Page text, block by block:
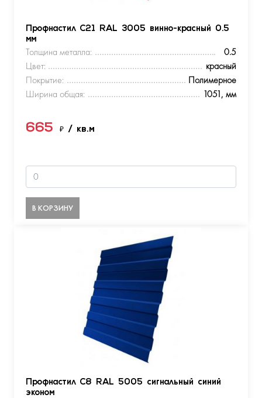
Профнастил С21 RAL 3005 винно-красный 0.5
мм
Толщина металла:
0.5
Цвет:
красный
Покрытие:
Полимерное
Ширина общая:
1051, мм
665 ₽ / кв.м
В КОРЗИНУ
Профнастил С8 RAL 5005 сигнальный синий
эконом